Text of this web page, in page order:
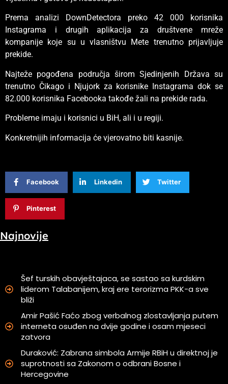
Prema analizi DownDetectora preko 42 000 korisnika
Instagrama i drugih aplikacija za društvene mreže
kompanije koje su u vlasništvu Mete trenutno prijavljuje
prekide.
Najteže pogođena područja širom Sjedinjenih Država su
trenutno Čikago i Njujork za korisnike Instagrama dok se
82.000 korisnika Facebooka takođe žali na prekide rada.
Probleme imaju i korisnici u BiH, ali i u regiji.
Konkretnijih informacija će vjerovatno biti kasnije.
Facebook Linkedin Twitter
Pinterest
Najnovije
Šef turskih obavještajaca, se sastao sa kurdskim
liderom Talabanijem, kraj ere terorizma PKK-a sve
bliži
Amir Pašić Faćo zbog verbalnog zlostavljanja putem
interneta osuđen na dvije godine i osam mjeseci
zatvora
Duraković: Zabrana simbola Armije RBiH u direktnoj je
suprotnosti sa Zakonom o odbrani Bosne i
Hercegovine